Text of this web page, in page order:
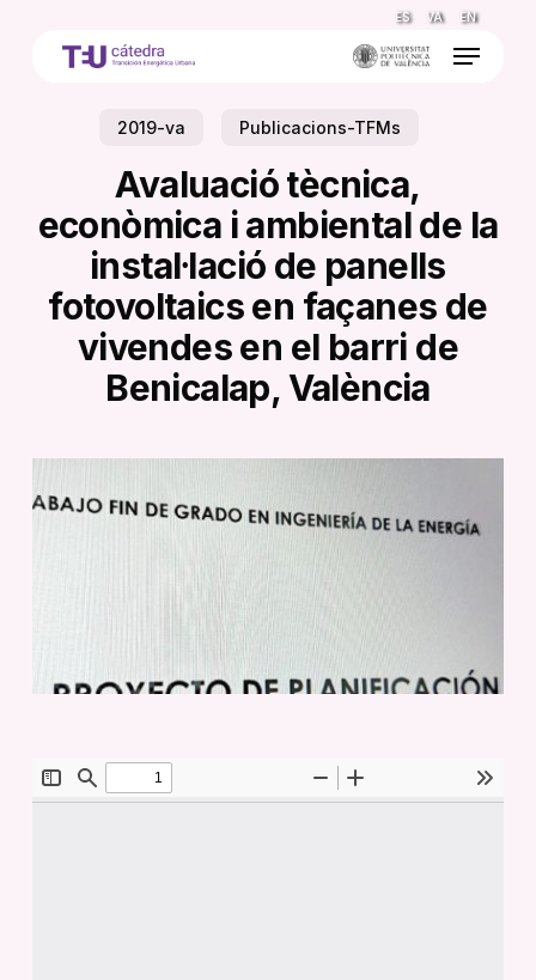
ES VA EN
Menu
2019-va Publicacions-TFMs
Avaluació tècnica,
econòmica i ambiental de la
instal·lació de panells
fotovoltaics en façanes de
vivendes en el barri de
Benicalap, València